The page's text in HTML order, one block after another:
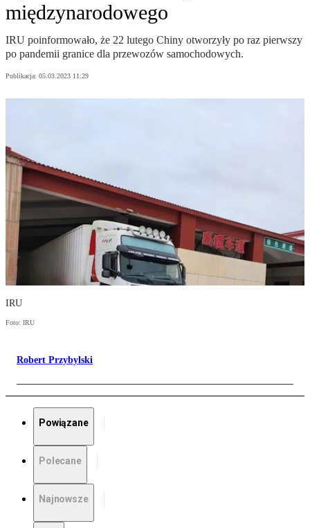
międzynarodowego
IRU poinformowało, że 22 lutego Chiny otworzyły po raz pierwszy
po pandemii granice dla przewozów samochodowych.
Publikacja: 05.03.2023 11:29
IRU
Foto: IRU
Robert Przybylski
Powiązane
Polecane
Najnowsze